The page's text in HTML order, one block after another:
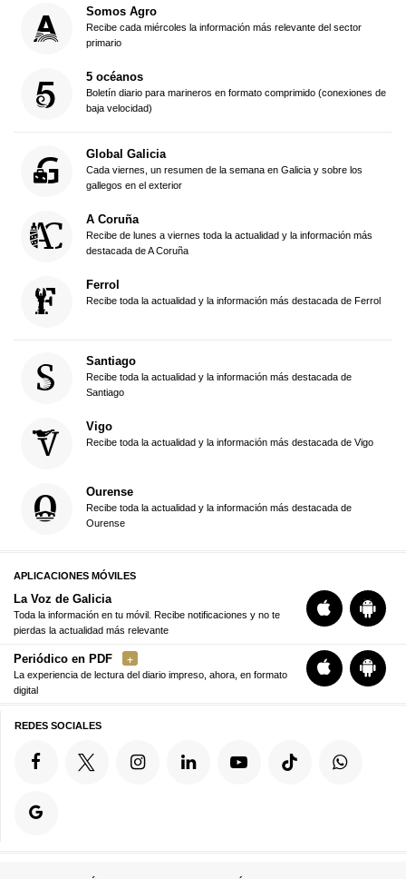
Somos Agro
Recibe cada miércoles la información más relevante del sector
primario
5 océanos
Boletín diario para marineros en formato comprimido (conexiones de
baja velocidad)
Global Galicia
Cada viernes, un resumen de la semana en Galicia y sobre los
gallegos en el exterior
A Coruña
Recibe de lunes a viernes toda la actualidad y la información más
destacada de A Coruña
Ferrol
Recibe toda la actualidad y la información más destacada de Ferrol
Santiago
Recibe toda la actualidad y la información más destacada de
Santiago
Vigo
Recibe toda la actualidad y la información más destacada de Vigo
Ourense
Recibe toda la actualidad y la información más destacada de
Ourense
APLICACIONES MÓVILES
La Voz de Galicia
Toda la información en tu móvil. Recibe notificaciones y no te
pierdas la actualidad más relevante
Periódico en PDF
La experiencia de lectura del diario impreso, ahora, en formato
digital
REDES SOCIALES